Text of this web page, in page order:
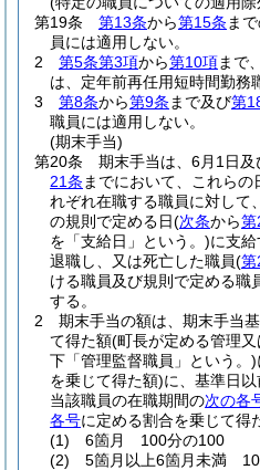
第19条
第13条から第15条 ま
員には適用しない。
2
第5条第3項から第10項まで、
は、定年前再任用短時間勤務
3
第8条から第9条 まで及び第
職員には適用しない。
(期末手当)
第20条
期末手当は、6月1日及
21条 までにおいて、これら
れぞれ在職する職員に対して
の規則で定める日(次条から第
を「支給日」という。)に支給
退職し、又は死亡した職員(第
ける職員及び規則で定める職
する。
2
期末手当の額は、期末手当
て得た額(町長が定める管理
下「管理監督職員」という。)
を乗じて得た額)に、基準日
当該職員の在職期間の次の各
各号に定める割合を乗じて得
(1)
6箇月 100分の100
(2)
5箇月以上6箇月未満